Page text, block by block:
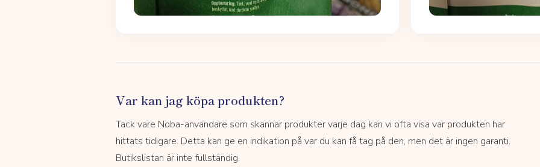
Var kan jag köpa produkten?
Tack vare Noba-användare som skannar produkter varje dag kan vi ofta visa var produkten har
hittats tidigare. Detta kan ge en indikation på var du kan få tag på den, men det är ingen garanti.
Butikslistan är inte fullständig.